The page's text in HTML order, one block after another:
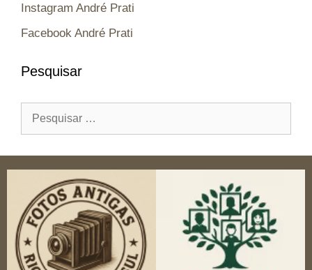
Instagram André Prati
Facebook André Prati
Pesquisar
Pesquisar
por: